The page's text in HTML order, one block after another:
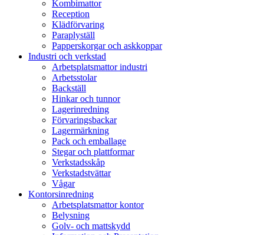
Kombimattor
Reception
Klädförvaring
Paraplyställ
Papperskorgar och askkoppar
Industri och verkstad
Arbetsplatsmattor industri
Arbetsstolar
Backställ
Hinkar och tunnor
Lagerinredning
Förvaringsbackar
Lagermärkning
Pack och emballage
Stegar och plattformar
Verkstadsskåp
Verkstadstvättar
Vågar
Kontorsinredning
Arbetsplatsmattor kontor
Belysning
Golv- och mattskydd